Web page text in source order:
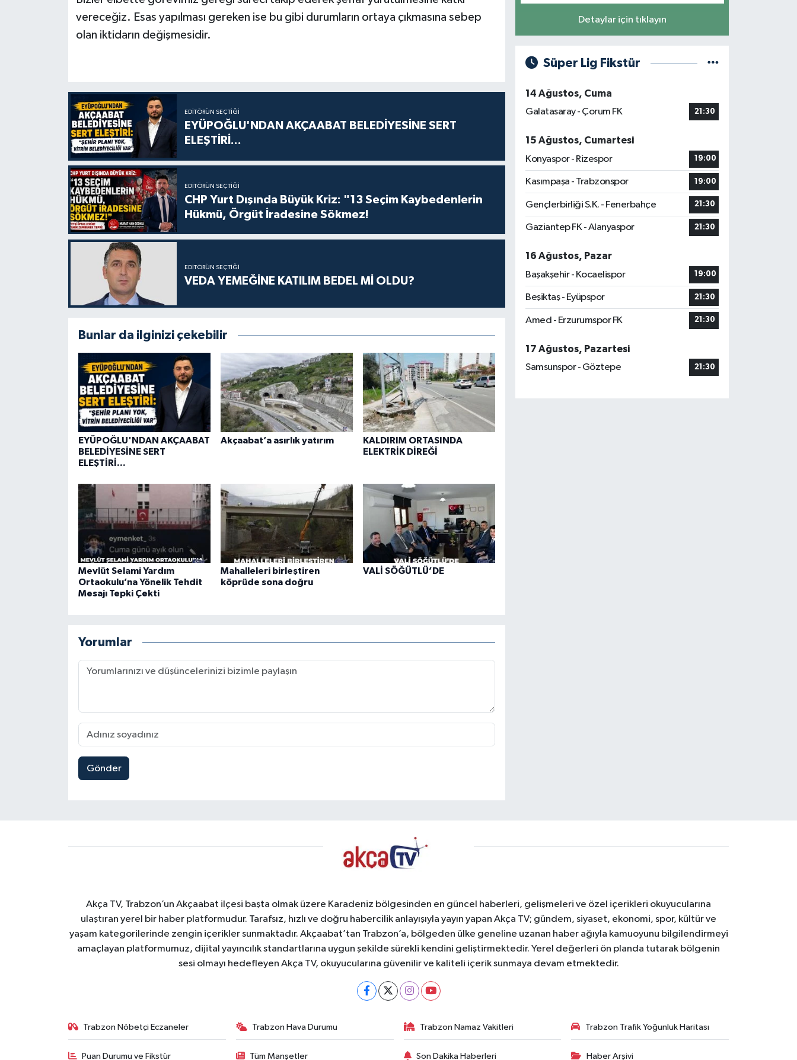
vereceğiz. Esas yapılması gereken ise bu gibi durumların ortaya çıkmasına sebep
olan iktidarın değişmesidir.
EDITÖRÜN SEÇTIĞI
EYÜPOĞLU'NDAN AKÇAABAT BELEDİYESİNE SERT
ELEŞTİRİ...
EDITÖRÜN SEÇTIĞI
CHP Yurt Dışında Büyük Kriz: "13 Seçim Kaybedenlerin
Hükmü, Örgüt İradesine Sökmez!
EDITÖRÜN SEÇTIĞI
VEDA YEMEĞİNE KATILIM BEDEL Mİ OLDU?
Bunlar da ilginizi çekebilir
EYÜPOĞLU'NDAN AKÇAABAT
BELEDİYESİNE SERT
ELEŞTİRİ...
Akçaabat’a asırlık yatırım
KALDIRIM ORTASINDA
ELEKTRİK DİREĞİ
Mevlüt Selami Yardım
Ortaokulu’na Yönelik Tehdit
Mesajı Tepki Çekti
Mahalleleri birleştiren
köprüde sona doğru
VALİ SÖĞÜTLÜ’DE
Yorumlar
Gönder
Detaylar için tıklayın
Süper Lig Fikstür
14 Ağustos, Cuma
Galatasaray - Çorum FK
21:30
15 Ağustos, Cumartesi
Konyaspor - Rizespor
19:00
Kasımpaşa - Trabzonspor 19:00
Gençlerbirliği S.K. - Fenerbahçe 21:30
Gaziantep FK - Alanyaspor 21:30
16 Ağustos, Pazar
Başakşehir - Kocaelispor
19:00
Beşiktaş - Eyüpspor 21:30
Amed - Erzurumspor FK 21:30
17 Ağustos, Pazartesi
Samsunspor - Göztepe
21:30
Akça TV, Trabzon’un Akçaabat ilçesi başta olmak üzere Karadeniz bölgesinden en güncel haberleri, gelişmeleri ve özel içerikleri okuyucularına
ulaştıran yerel bir haber platformudur. Tarafsız, hızlı ve doğru habercilik anlayışıyla yayın yapan Akça TV; gündem, siyaset, ekonomi, spor, kültür ve
yaşam kategorilerinde zengin içerikler sunmaktadır. Akçaabat’tan Trabzon’a, bölgeden ülke geneline uzanan haber ağıyla kamuoyunu bilgilendirmeyi
amaçlayan platformumuz, dijital yayıncılık standartlarına uygun şekilde sürekli kendini geliştirmektedir. Yerel değerleri ön planda tutarak bölgenin
sesi olmayı hedefleyen Akça TV, okuyucularına güvenilir ve kaliteli içerik sunmaya devam etmektedir.
Trabzon Nöbetçi Eczaneler Trabzon Hava Durumu Trabzon Namaz Vakitleri Trabzon Trafik Yoğunluk Haritası
Puan Durumu ve Fikstür Tüm Manşetler Son Dakika Haberleri Haber Arşivi